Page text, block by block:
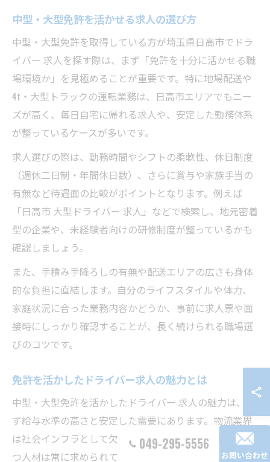
中型・大型免許を活かせる求人の選び方
中型・大型免許を取得している方が埼玉県日高市でドラ
イバー 求人を探す際は、まず「免許を十分に活かせる職
場環境か」を見極めることが重要です。特に地場配送や
4t・大型トラックの運転業務は、日高市エリアでもニー
ズが高く、毎日自宅に帰れる求人や、安定した勤務体系
が整っているケースが多いです。
求人選びの際は、勤務時間やシフトの柔軟性、休日制度
（週休二日制・年間休日数）、さらに賞与や家族手当の
有無など待遇面の比較がポイントとなります。例えば
「日高市 大型ドライバー 求人」などで検索し、地元密着
型の企業や、未経験者向けの研修制度が整っているかも
確認しましょう。
また、手積み手降ろしの有無や配送エリアの広さも身体
的な負担に直結します。自分のライフスタイルや体力、
家庭状況に合った業務内容かどうか、事前に求人票や面
接時にしっかり確認することが、長く続けられる職場選
びのコツです。
免許を活かしたドライバー求人の魅力とは
中型・大型免許を活かしたドライバー 求人の魅力は、ま
ず給与水準の高さと安定した需要にあります。物流業界
は社会インフラとして欠かせない存在のため、資格を持
つ人材は常に求められています。日高市でも大型ドライ
049-295-5556
お問い合わせ